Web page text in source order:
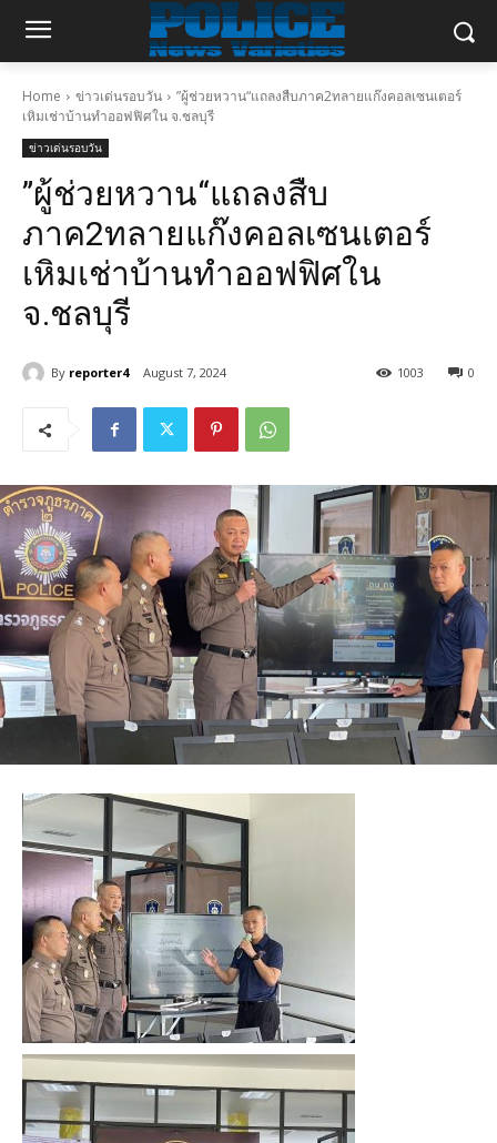
Home ข่าวเด่นรอบวัน
”ผู้ช่วยหวาน“แถลงสืบภาค2ทลายแก๊งคอลเซนเตอร์
เหิมเช่าบ้านทำออฟฟิศใน จ.ชลบุรี
ข่าวเด่นรอบวัน
”ผู้ช่วยหวาน“แถลงสืบ
ภาค2ทลายแก๊งคอลเซนเตอร์
เหิมเช่าบ้านทำออฟฟิศใน
จ.ชลบุรี
By reporter4 August 7, 2024 0
1003